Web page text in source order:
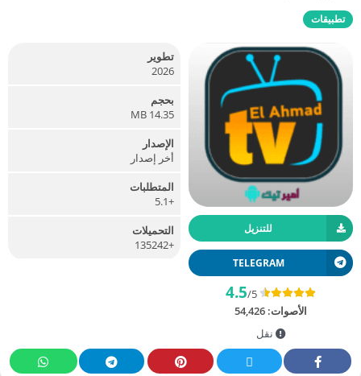
تطبيقات
للتنزيل
TELEGRAM
4.5/5
الأصوات: 54,426
نقل
تطوير
2026
بحجم
14.35 MB
الإصدار
أخر إصدار
المتطلبات
+5.1
التحميلات
+135242